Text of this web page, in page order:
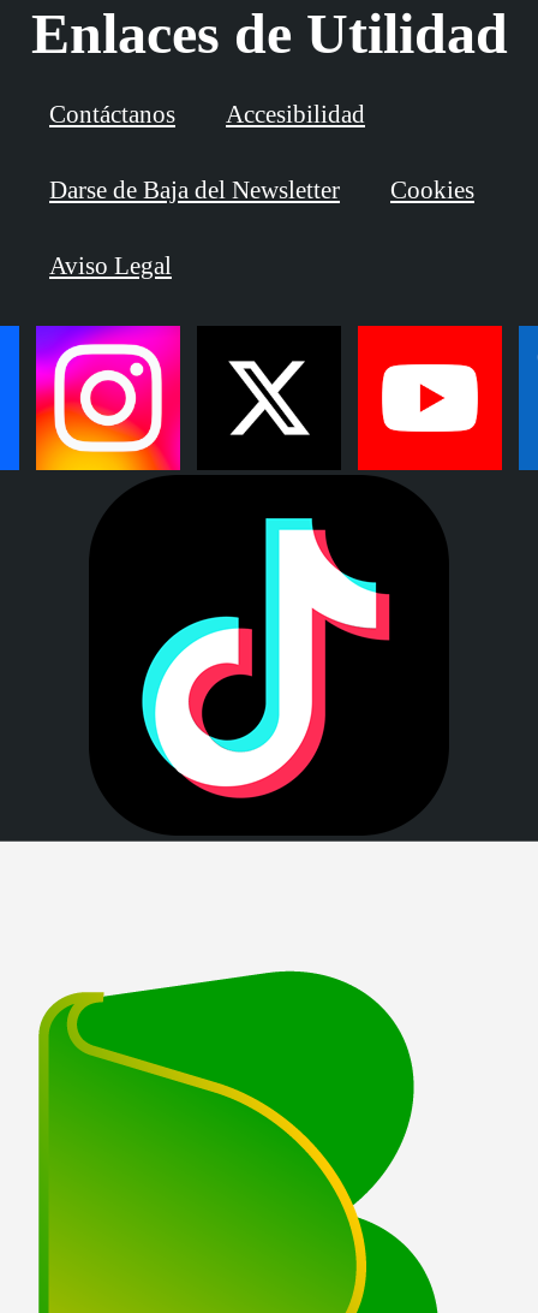
Enlaces de Utilidad
Contáctanos Accesibilidad
Darse de Baja del Newsletter Cookies
Aviso Legal